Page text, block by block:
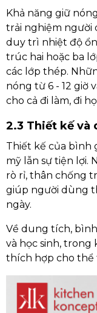
Khả năng giữ
trải nghiệm người
duy trì nhiệt độ
trúc hai hoặc ba
các lớp thép.
nóng từ 6 - 12 giờ
cho cả đi làm, đi
2.3 Thiết kế và
Thiết kế của bình
mỹ lẫn sự tiện lợi.
rò rỉ, thân chống
giúp người dùng
ngày.
Về dung tích,
và học sinh, trong
thích hợp cho thể